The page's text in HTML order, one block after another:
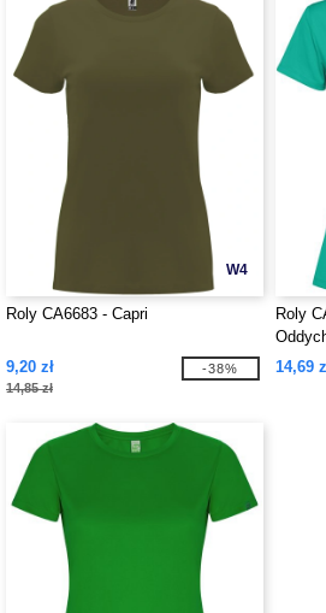
W4
Roly CA6683 - Capri
9,20 zł
14,85 zł
-38%
Roly
14,69